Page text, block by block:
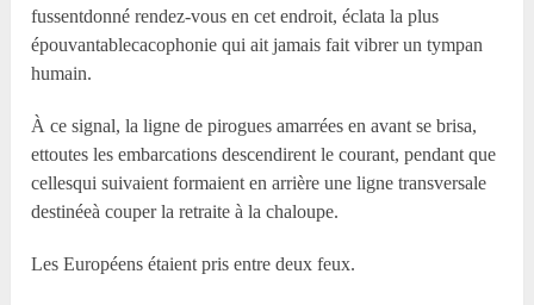
fussentdonné rendez-vous en cet endroit, éclata la plus
épouvantablecacophonie qui ait jamais fait vibrer un tympan
humain.
À ce signal, la ligne de pirogues amarrées en avant se brisa,
ettoutes les embarcations descendirent le courant, pendant que
cellesqui suivaient formaient en arrière une ligne transversale
destinéeà couper la retraite à la chaloupe.
Les Européens étaient pris entre deux feux.